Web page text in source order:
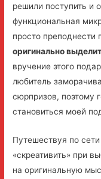
решили поступить и
функциональная
просто
оригинально
вручение этого
любитель
сюрпризов, поэтому
становиться моей
Путешествуя по
«скреативить» при
на оригинальную